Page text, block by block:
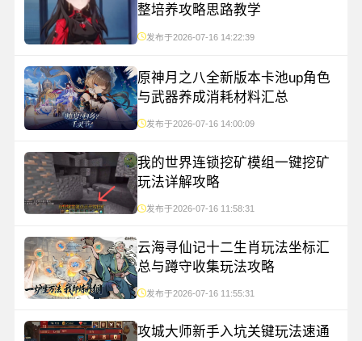
整培养攻略思路教学
发布于2026-07-16 14:22:39
原神月之八全新版本卡池up角色
与武器养成消耗材料汇总
发布于2026-07-16 14:00:09
我的世界连锁挖矿模组一键挖矿
玩法详解攻略
发布于2026-07-16 11:58:31
云海寻仙记十二生肖玩法坐标汇
总与蹲守收集玩法攻略
发布于2026-07-16 11:55:31
攻城大师新手入坑关键玩法速通